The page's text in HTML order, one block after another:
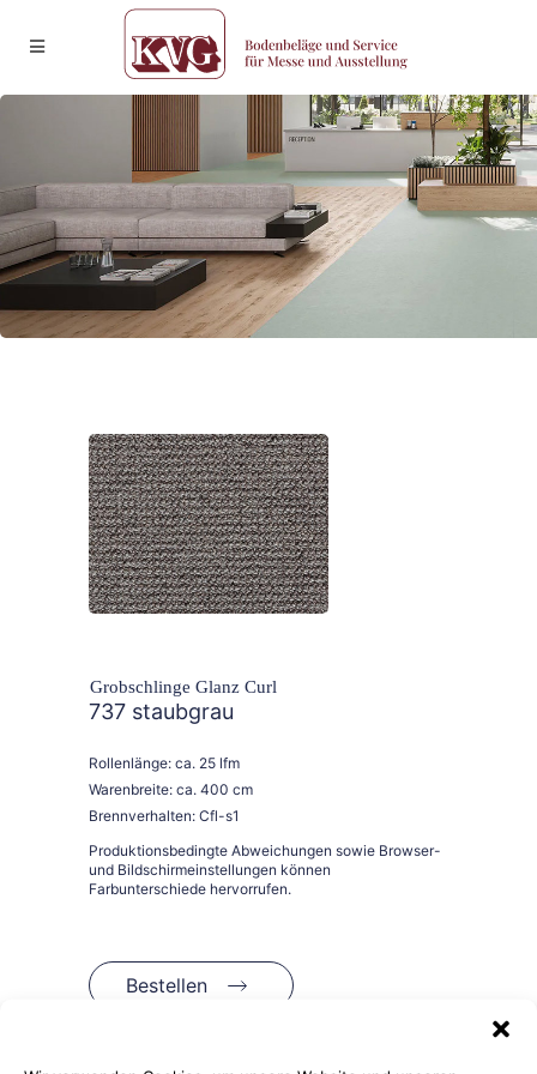
737 staubgrau
Rollenlänge: ca. 25 lfm
Warenbreite: ca. 400 cm
Brennverhalten: Cfl-s1
Bestellen
Grobschlinge Glanz Curl